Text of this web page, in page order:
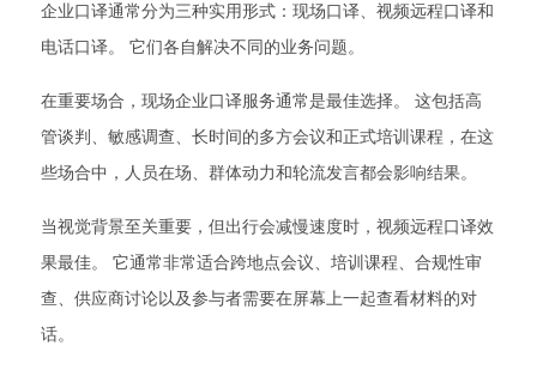
企业口译通常分为三种实用形式：现场口译、视频远程口译和
电话口译。 它们各自解决不同的业务问题。
在重要场合，现场企业口译服务通常是最佳选择。 这包括高
管谈判、敏感调查、长时间的多方会议和正式培训课程，在这
些场合中，人员在场、群体动力和轮流发言都会影响结果。
当视觉背景至关重要，但出行会减慢速度时，视频远程口译效
果最佳。 它通常非常适合跨地点会议、培训课程、合规性审
查、供应商讨论以及参与者需要在屏幕上一起查看材料的对
话。